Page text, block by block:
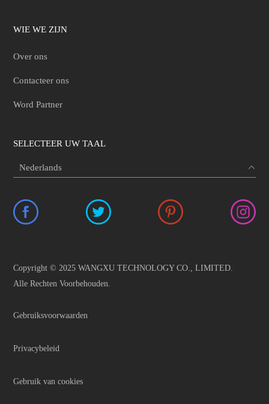
WIE WE ZIJN
Over ons
Contacteer ons
Word Partner
SELECTEER UW TAAL
Copyright © 2025 WANGXU TECHNOLOGY CO., LIMITED.
Alle Rechten Voorbehouden.
Gebruiksvoorwaarden
Privacybeleid
Gebruik van cookies